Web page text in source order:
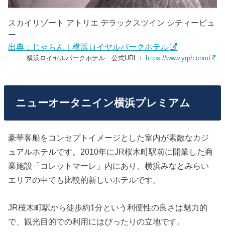
スカイリゾート アトリエ デラックスツイン シティービュ
ー
出典：じゃらん｜横浜ロイヤルパークホテル
横浜ロイヤルパークホテル 公式URL： https://www.yrph.com
ニューオータニイン横浜プレミアム
豪華客船をコンセプトイメージとした室内が素敵なカジ
ュアルホテルです。2010年にJR桜木町駅前に開業した商
業施設「コレットマーレ」内にあり、横浜みなとみらい
エリアの中でも比較的新しいホテルです。
JR桜木町駅から徒歩約1分という利便性の良さは魅力的
で、観光目的での利用にはぴったりの立地です。